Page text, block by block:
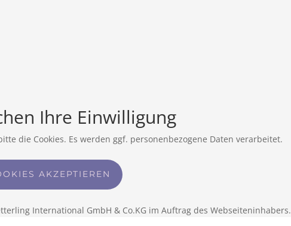
Ihre Einwilligung
die Cookies. Es werden ggf. personenbezogene Daten verarbeitet.
AKZEPTIEREN
International GmbH & Co.KG im Auftrag des Webseiteninhabers.